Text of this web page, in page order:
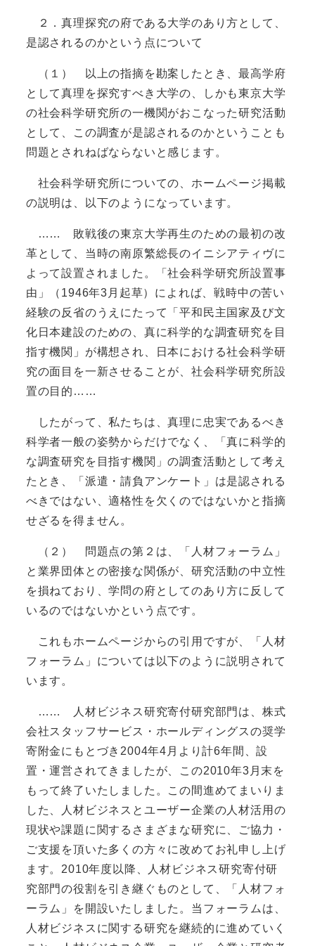
２．真理探究の府である大学のあり方として、
是認されるのかという点について
（１） 以上の指摘を勘案したとき、最高学府
として真理を探究すべき大学の、しかも東京大学
の社会科学研究所の一機関がおこなった研究活動
として、この調査が是認されるのかということも
問題とされねばならないと感じます。
社会科学研究所についての、ホームページ掲載
の説明は、以下のようになっています。
…… 敗戦後の東京大学再生のための最初の改
革として、当時の南原繁総長のイニシアティヴに
よって設置されました。「社会科学研究所設置事
由」（1946年3月起草）によれば、戦時中の苦い
経験の反省のうえにたって「平和民主国家及び文
化日本建設のための、真に科学的な調査研究を目
指す機関」が構想され、日本における社会科学研
究の面目を一新させることが、社会科学研究所設
置の目的……
したがって、私たちは、真理に忠実であるべき
科学者一般の姿勢からだけでなく、「真に科学的
な調査研究を目指す機関」の調査活動として考え
たとき、「派遣・請負アンケート」は是認される
べきではない、適格性を欠くのではないかと指摘
せざるを得ません。
（２） 問題点の第２は、「人材フォーラム」
と業界団体との密接な関係が、研究活動の中立性
を損ねており、学問の府としてのあり方に反して
いるのではないかという点です。
これもホームページからの引用ですが、「人材
フォーラム」については以下のように説明されて
います。
…… 人材ビジネス研究寄付研究部門は、株式
会社スタッフサービス・ホールディングスの奨学
寄附金にもとづき2004年4月より計6年間、設
置・運営されてきましたが、この2010年3月末を
もって終了いたしました。この間進めてまいりま
した、人材ビジネスとユーザー企業の人材活用の
現状や課題に関するさまざまな研究に、ご協力・
ご支援を頂いた多くの方々に改めてお礼申し上げ
ます。2010年度以降、人材ビジネス研究寄付研
究部門の役割を引き継ぐものとして、「人材フォ
ーラム」を開設いたしました。当フォーラムは、
人材ビジネスに関する研究を継続的に進めていく